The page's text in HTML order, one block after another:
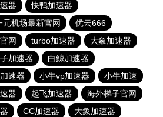
器
快鸭加速器
元机场最新官网
优云666
网 turbo加速器
大象加速器
加速器
白鲸加速器
速器 小牛vp加速器
小牛加速
器 起飞加速器
海外梯子官网
CC加速器 大象加速器